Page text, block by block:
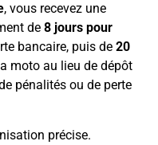
, vous recevez une
de 8 jours pour
bancaire, puis de 20
moto au lieu de dépôt
pénalités ou de perte
précise.